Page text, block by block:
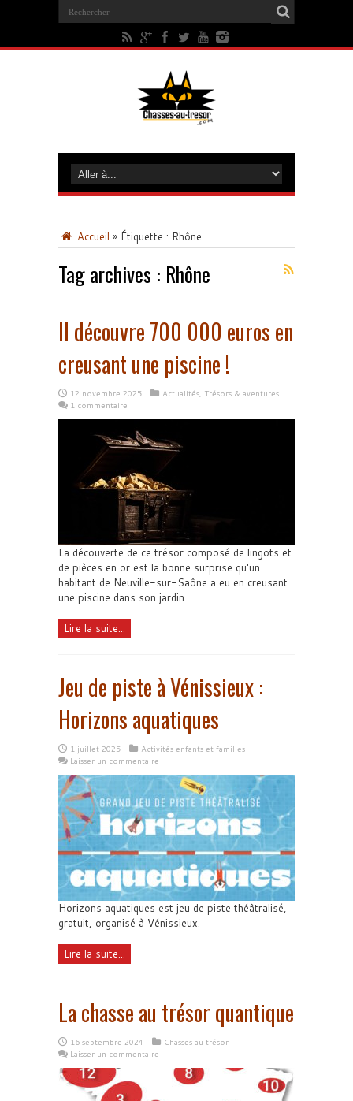
Accueil » Étiquette : Rhône
Tag archives : Rhône
Il découvre 700 000 euros en
creusant une piscine !
12 novembre 2025 Actualités, Trésors & aventures
1 commentaire
La découverte de ce trésor composé de lingots et
de pièces en or est la bonne surprise qu'un
habitant de Neuville-sur-Saône a eu en creusant
une piscine dans son jardin.
Lire la suite...
Jeu de piste à Vénissieux :
Horizons aquatiques
1 juillet 2025
Activités enfants et familles
Laisser un commentaire
Horizons aquatiques est jeu de piste théâtralisé,
gratuit, organisé à Vénissieux.
Lire la suite...
La chasse au trésor quantique
16 septembre 2024
Chasses au trésor
Laisser un commentaire